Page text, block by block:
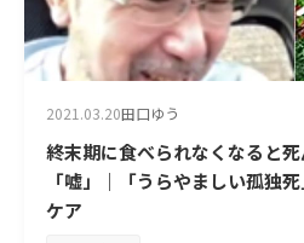
2021.03.20田口ゆう
終末期に食べられなくなると
「嘘」｜「うらやましい孤独
ケア